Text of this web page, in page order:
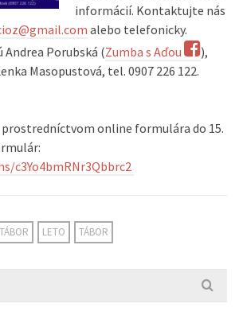
informácií. Kontaktujte nás
alebo telefonicky.
Porubská (Zumba s Aďou
),
Masopustová, tel. 0907 226 122.
online formulára do 15.
c3Yo4bmRNr3Qbbrc2
LETO TÁBOR